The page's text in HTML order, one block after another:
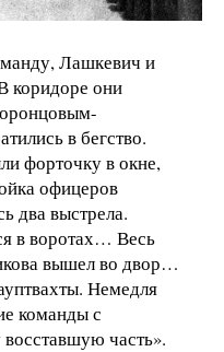
Лашкевич и
коридоре они
в бегство.
форточку в окне,
офицеров
два выстрела.
в воротах… Весь
вышел во двор…
Немедля
команды с
часть».